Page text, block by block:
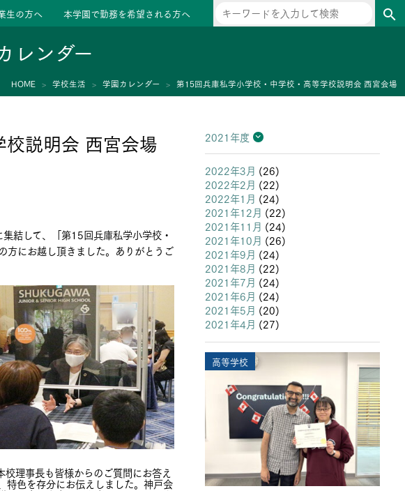
生の方へ 本学園で勤務を希望される方へ search
レンダー
HOME 学校生活 学園カレンダー 第15回兵庫私学小学校・中学校・高等学校説明会 西宮会場
説明会 西宮会場
結して、「第15回兵庫私学小学校・
方にお越し頂きました。ありがとうご
校理事長も皆様からのご質問にお答え
特色を存分にお伝えしました。神戸会
2021年度
2026年度
2025年度
2024年度
2023年度
2022年度
2021年度
2020年度
2019年度
2018年度
2017年度
2016年度
2015年度
2014年度
2013年度
2022年3月 (26)
2022年2月 (22)
2022年1月 (24)
2021年12月 (22)
2021年11月 (24)
2021年10月 (26)
2021年9月 (24)
2021年8月 (22)
2021年7月 (24)
2021年6月 (24)
2021年5月 (20)
2021年4月 (27)
高等学校